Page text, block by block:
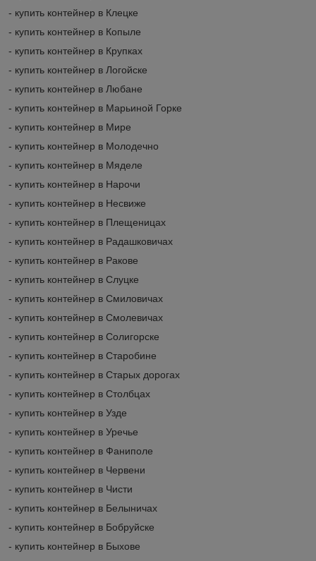
- купить контейнер в Клецке
- купить контейнер в Копыле
- купить контейнер в Крупках
- купить контейнер в Логойске
- купить контейнер в Любане
- купить контейнер в Марьиной Горке
- купить контейнер в Мире
- купить контейнер в Молодечно
- купить контейнер в Мяделе
- купить контейнер в Нарочи
- купить контейнер в Несвиже
- купить контейнер в Плещеницах
- купить контейнер в Радашковичах
- купить контейнер в Ракове
- купить контейнер в Слуцке
- купить контейнер в Смиловичах
- купить контейнер в Смолевичах
- купить контейнер в Солигорске
- купить контейнер в Старобине
- купить контейнер в Старых дорогах
- купить контейнер в Столбцах
- купить контейнер в Узде
- купить контейнер в Уречье
- купить контейнер в Фаниполе
- купить контейнер в Червени
- купить контейнер в Чисти
- купить контейнер в Белыничах
- купить контейнер в Бобруйске
- купить контейнер в Быхове